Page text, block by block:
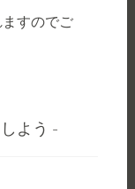
すのでご
よう